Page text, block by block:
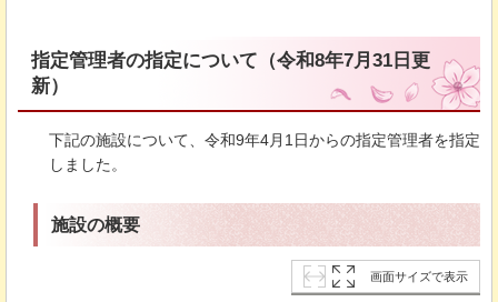
指定管理者の指定について（令和8年7月31日更
新）
下記の施設について、令和9年4月1日からの指定管理者を指定
しました。
施設の概要
画面サイズで表示